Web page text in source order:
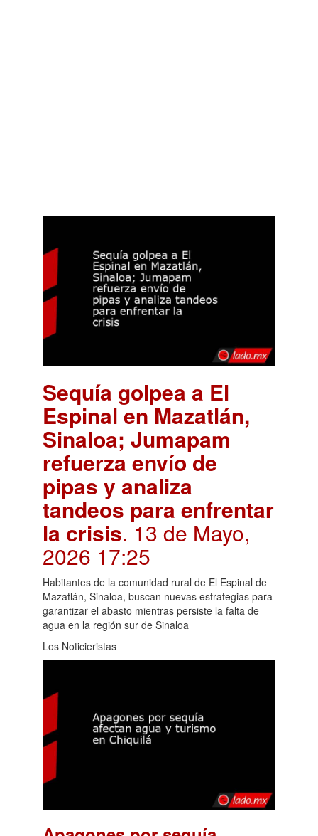
Sequía golpea a El
Espinal en Mazatlán,
Sinaloa; Jumapam
refuerza envío de
pipas y analiza
tandeos para enfrentar
la crisis. 13 de Mayo,
2026 17:25
Habitantes de la comunidad rural de El Espinal de
Mazatlán, Sinaloa, buscan nuevas estrategias para
garantizar el abasto mientras persiste la falta de
agua en la región sur de Sinaloa
Los Noticieristas